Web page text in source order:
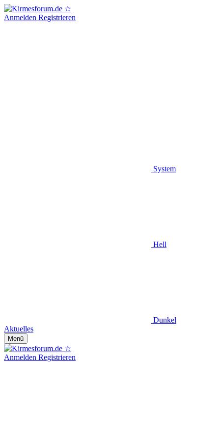
Anmelden Registrieren
System
Hell
Dunkel
Aktuelles
Menü
Anmelden Registrieren